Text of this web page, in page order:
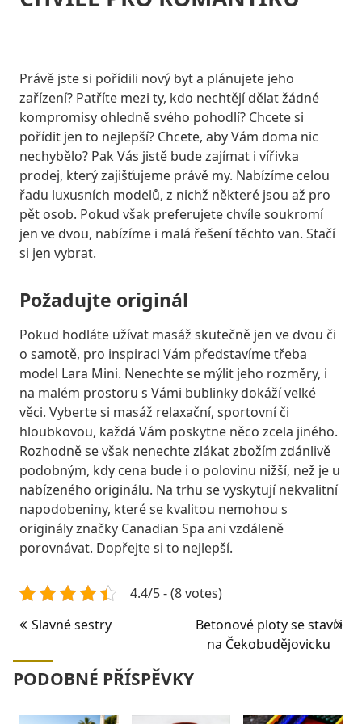
Právě jste si pořídili nový byt a plánujete jeho
zařízení? Patříte mezi ty, kdo nechtějí dělat žádné
kompromisy ohledně svého pohodlí? Chcete si
pořídit jen to nejlepší? Chcete, aby Vám doma nic
nechybělo? Pak Vás jistě bude zajímat i vířivka
prodej, který zajišťujeme právě my. Nabízíme celou
řadu luxusních modelů, z nichž některé jsou až pro
pět osob. Pokud však preferujete chvíle soukromí
jen ve dvou, nabízíme i malá řešení těchto van. Stačí
si jen vybrat.
Požadujte originál
Pokud hodláte užívat masáž skutečně jen ve dvou či
o samotě, pro inspiraci Vám představíme třeba
model Lara Mini. Nenechte se mýlit jeho rozměry, i
na malém prostoru s Vámi bublinky dokáží velké
věci. Vyberte si masáž relaxační, sportovní či
hloubkovou, každá Vám poskytne něco zcela jiného.
Rozhodně se však nenechte zlákat zbožím zdánlivě
podobným, kdy cena bude i o polovinu nižší, než je u
nabízeného originálu. Na trhu se vyskytují nekvalitní
napodobeniny, které se kvalitou nemohou s
originály značky Canadian Spa ani vzdáleně
porovnávat. Dopřejte si to nejlepší.
4.4/5 - (8 votes)
Navigace
příspěvek
Slavné sestry
Betonové ploty se staví i
na Čekobudějovicku
PODOBNÉ PŘÍSPĚVKY